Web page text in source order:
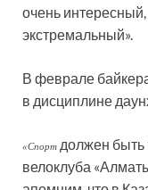
очень интересный,
экстремальный».
В феврале
в дисциплине
«Спорт должен быть
велоклуба